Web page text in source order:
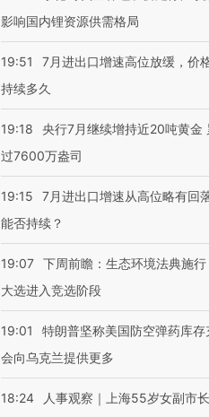
影响国内锂资源供需格局
19:51
7月进出口增速高位放缓，价
持续多久
19:18
央行7月继续增持近20吨黄金
过7600万盎司
19:15
7月进出口增速从高位略有回
能否持续？
19:07 下周前瞻：生态环境法典施
大选进入竞选阶段
19:01
特朗普坚称美国防空弹药库存
会向乌克兰提供更多
18:24 人事观察｜上海55岁女副市